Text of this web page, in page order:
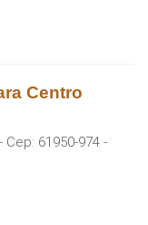
Centro
- Cep: 61950-974 -